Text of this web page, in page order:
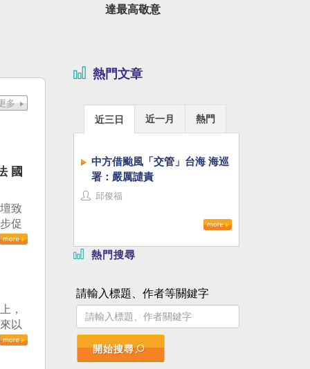
達最高敬意
國
致
促
實
僅
審
，
以
熱門文章
近三日 近一月 熱門
中方借颱風「交管」台海 海巡
署：嚴厲譴責
邱俊福
熱門搜尋
請輸入標題、作者等關鍵字
開始搜尋